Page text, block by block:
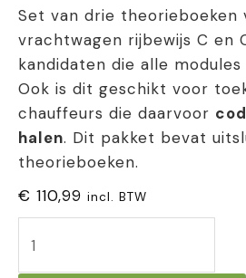
Set van drie theorieboeken
vrachtwagen rijbewijs C en
kandidaten die alle
Ook is dit geschikt voor
chauffeurs die daarvoor
halen. Dit pakket bevat
theorieboeken.
€ 110,99 incl. BTW